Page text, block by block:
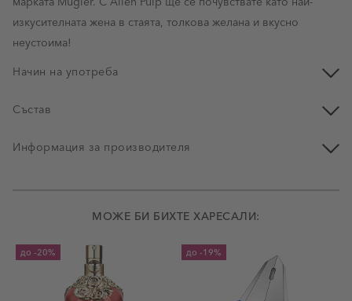
изкусителната жена в стаята, толкова желана и вкусно
неустоима!
Начин на употреба
Състав
Информация за производителя
МОЖЕ БИ БИХТЕ ХАРЕСАЛИ:
до -20% до -19%